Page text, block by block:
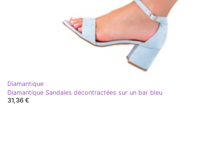
Diamantique
Diamantique Sandales décontractées sur un bar bleu
31,36 €